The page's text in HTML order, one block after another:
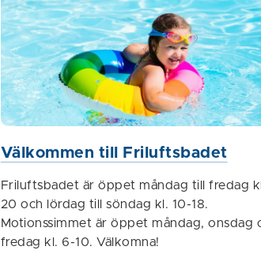
Välkommen till Friluftsbadet
Friluftsbadet är öppet måndag till fredag
20 och lördag till söndag kl. 10-18.
Motionssimmet är öppet måndag, onsdag
fredag kl. 6-10. Välkomna!